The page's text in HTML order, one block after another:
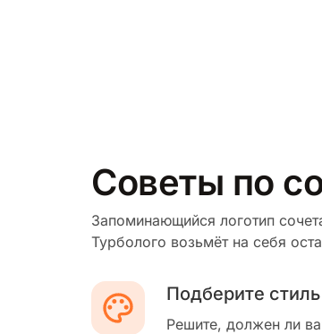
Советы по
Запоминающийся логотип
Турболого возьмёт на себя
Подберите
Решите, должен ли